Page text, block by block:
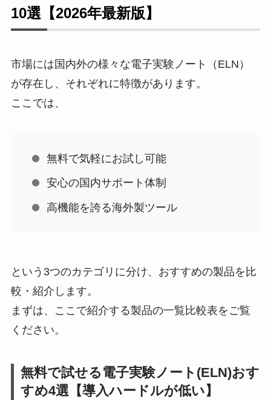
10選【2026年最新版】
市場には国内外の様々な電子実験ノート（ELN）
が存在し、それぞれに特徴があります。
ここでは、
無料で気軽にお試し可能
安心の国内サポート体制
高機能を誇る海外製ツール
という3つのカテゴリに分け、おすすめの製品を比
較・紹介します。
まずは、ここで紹介する製品の一覧比較表をご覧
ください。
無料で試せる電子実験ノート(ELN)おす
すめ4選【導入ハードルが低い】